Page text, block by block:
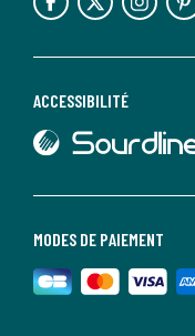
MODES DE PAIEMENT
ACCESSIBILITÉ
lien vers Sourdline